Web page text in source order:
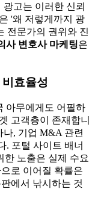
고는 이러한 신뢰
'왜 저렇게까지 광
전문가의 권위와 진
사 변호사 마케팅은
효율성
아무에게도 어필하
고객층이 존재합니
나, 기업 M&A 관련
. 포털 사이트 배너
한 노출은 실제 수요
로 이어질 확률은
에서 낚시하는 것